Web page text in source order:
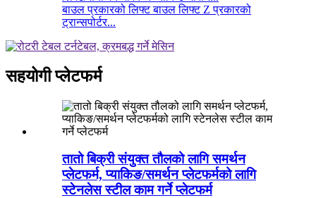
बाउल प्रकारको लिफ्ट बाउल लिफ्ट Z प्रकारको
ट्रान्सपोर्टर...
सहयोगी प्लेटफर्म
तातो बिक्री संयुक्त तौलको लागि समर्थन
प्लेटफर्म, प्याकिङ/समर्थन प्लेटफर्मको लागि
स्टेनलेस स्टील काम गर्ने प्लेटफर्म